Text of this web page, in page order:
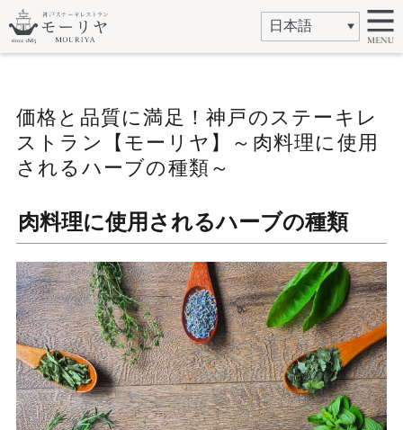
価格と品質に満足！神戸のステーキレ
ストラン【モーリヤ】～肉料理に使用
されるハーブの種類～
肉料理に使用されるハーブの種類